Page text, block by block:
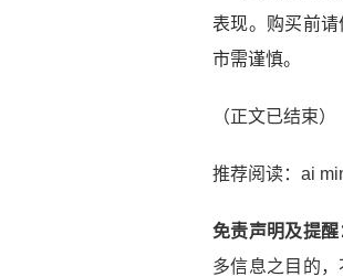
表现。购买前
市需谨慎。
（正文已结束）
推荐阅读： ai
免责声明及提醒
多信息之目的